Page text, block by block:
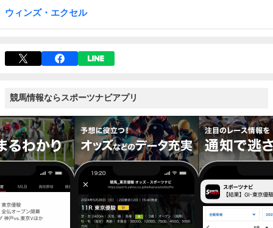
ウィンズ・エクセル
競馬情報ならスポーツナビアプリ